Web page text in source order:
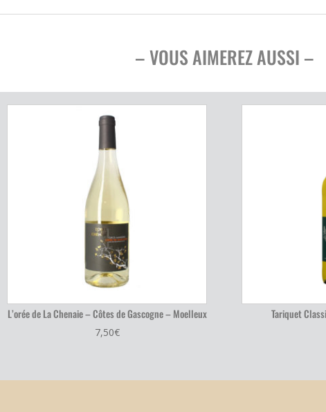
– VOUS AIMEREZ AUSSI –
L’orée de La Chenaie – Côtes de Gascogne – Moelleux
7,50€
Tariquet